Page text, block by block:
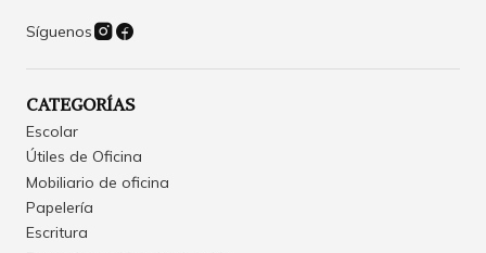
Síguenos
CATEGORÍAS
Escolar
Útiles de Oficina
Mobiliario de oficina
Papelería
Escritura